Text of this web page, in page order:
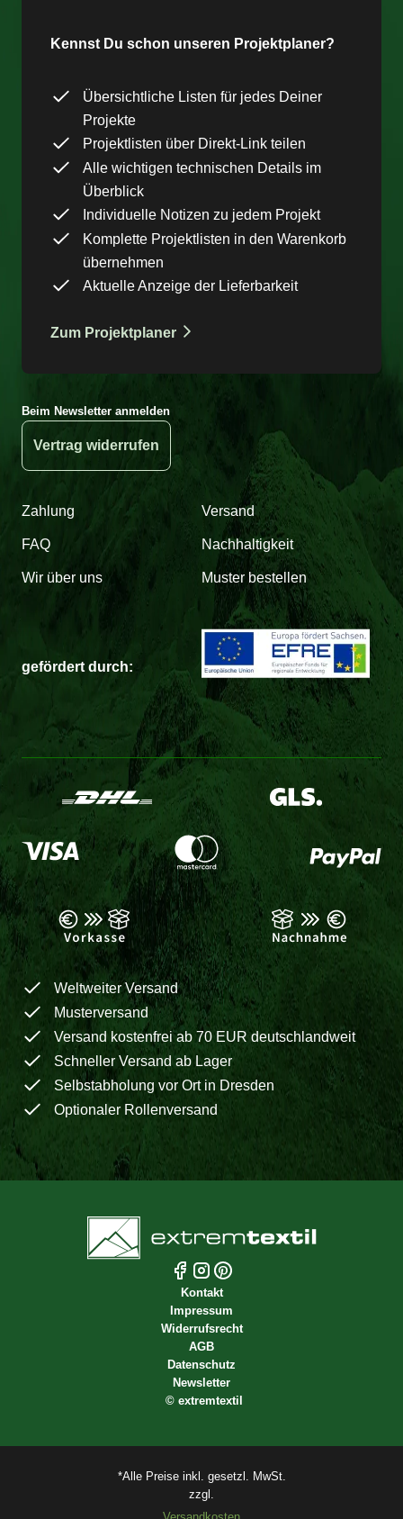
Kennst Du schon unseren Projektplaner?
Übersichtliche Listen für jedes Deiner
Projekte
Projektlisten über Direkt-Link teilen
Alle wichtigen technischen Details im
Überblick
Individuelle Notizen zu jedem Projekt
Komplette Projektlisten in den Warenkorb
übernehmen
Aktuelle Anzeige der Lieferbarkeit
Zum Projektplaner
Beim Newsletter anmelden
Vertrag widerrufen
Zahlung Versand
FAQ Nachhaltigkeit
Wir über uns Muster bestellen
gefördert durch:
Weltweiter Versand
Musterversand
Versand kostenfrei ab 70 EUR deutschlandweit
Schneller Versand ab Lager
Selbstabholung vor Ort in Dresden
Optionaler Rollenversand
Kontakt
Impressum
Widerrufsrecht
AGB
Datenschutz
Newsletter
© extremtextil
*Alle Preise inkl. gesetzl. MwSt.
zzgl.